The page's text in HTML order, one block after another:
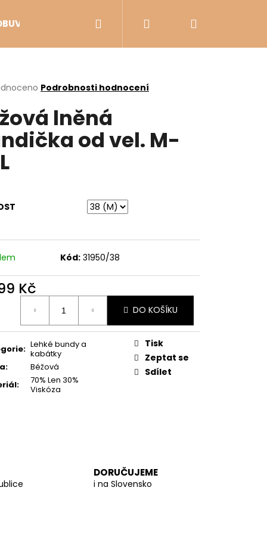
VÝPRODEJ Přihlášení
Podrobnosti hodnocení
lněná
od vel. M-
Kód: 31950/38
Kč
DO KOŠÍKU
: Lehké bundy a
kabátky
:
Béžová
:
70% Len 30%
Viskóza
Tisk
Zeptat se
Sdílet
DORUČUJEME
i na Slovensko
Následující
KABELKA